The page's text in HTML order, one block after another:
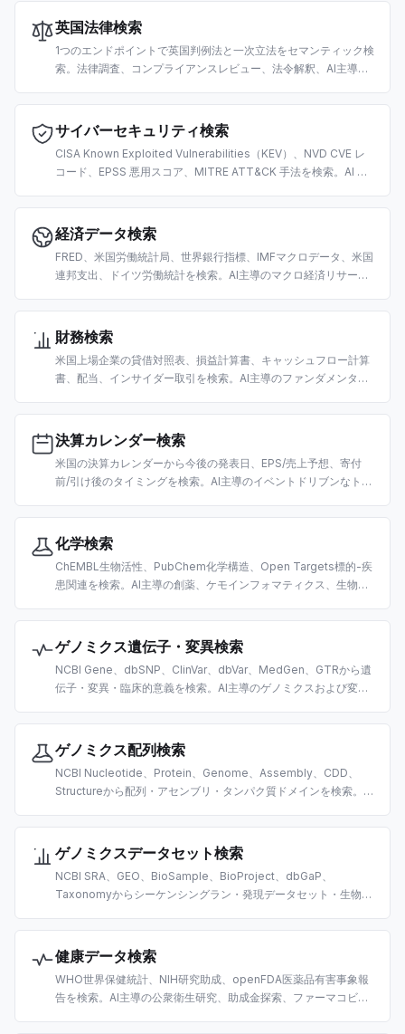
英国法律検索
1つのエンドポイントで英国判例法と一次立法をセマンティック検
索。法律調査、コンプライアンスレビュー、法令解釈、AI主導の
サイバーセキュリティ検索
CISA Known Exploited Vulnerabilities（KEV）、NVD CVE レ
コード、EPSS 悪用スコア、MITRE ATT&CK 手法を検索。AI 主
用向けに構築。
経済データ検索
FRED、米国労働統計局、世界銀行指標、IMFマクロデータ、米国
連邦支出、ドイツ労働統計を検索。AI主導のマクロ経済リサーチ
財務検索
米国上場企業の貸借対照表、損益計算書、キャッシュフロー計算
書、配当、インサイダー取引を検索。AI主導のファンダメンタル
決算カレンダー検索
米国の決算カレンダーから今後の発表日、EPS/売上予想、寄付
前/引け後のタイミングを検索。AI主導のイベントドリブンなトレ
化学検索
ChEMBL生物活性、PubChem化学構造、Open Targets標的-疾
患関連を検索。AI主導の創薬、ケモインフォマティクス、生物医
ゲノミクス遺伝子・変異検索
NCBI Gene、dbSNP、ClinVar、dbVar、MedGen、GTRから遺
伝子・変異・臨床的意義を検索。AI主導のゲノミクスおよび変異
ゲノミクス配列検索
NCBI Nucleotide、Protein、Genome、Assembly、CDD、
Structureから配列・アセンブリ・タンパク質ドメインを検索。AI
ゲノミクスデータセット検索
NCBI SRA、GEO、BioSample、BioProject、dbGaP、
Taxonomyからシーケンシングラン・発現データセット・生物種
健康データ検索
WHO世界保健統計、NIH研究助成、openFDA医薬品有害事象報
告を検索。AI主導の公衆衛生研究、助成金探索、ファーマコビジ